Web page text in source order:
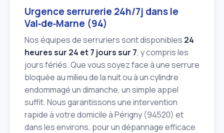
Urgence serrurerie 24h/7j dans le
Val‑de‑Marne (94)
Nos équipes de serruriers sont disponibles 24
heures sur 24 et 7 jours sur 7, y compris les
jours fériés. Que vous soyez face à une serrure
bloquée au milieu de la nuit ou à un cylindre
endommagé un dimanche, un simple appel
suffit. Nous garantissons une intervention
rapide à votre domicile à Périgny (94520) et
dans les environs, pour un dépannage efficace